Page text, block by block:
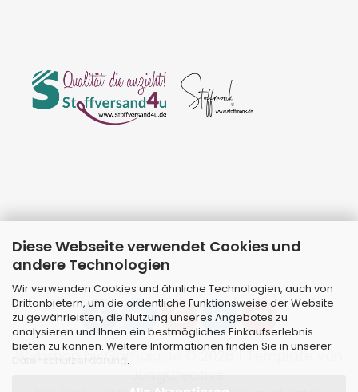
Diese Webseite verwendet Cookies und
andere Technologien
Wir verwenden Cookies und ähnliche Technologien, auch von
Drittanbietern, um die ordentliche Funktionsweise der Website
zu gewährleisten, die Nutzung unseres Angebotes zu
analysieren und Ihnen ein bestmögliches Einkaufserlebnis
bieten zu können. Weitere Informationen finden Sie in unserer
.
Webshopby Gambio.de © 2026 | Template von